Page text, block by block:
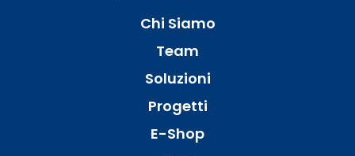
Chi Siamo
Team
Soluzioni
Progetti
E-Shop